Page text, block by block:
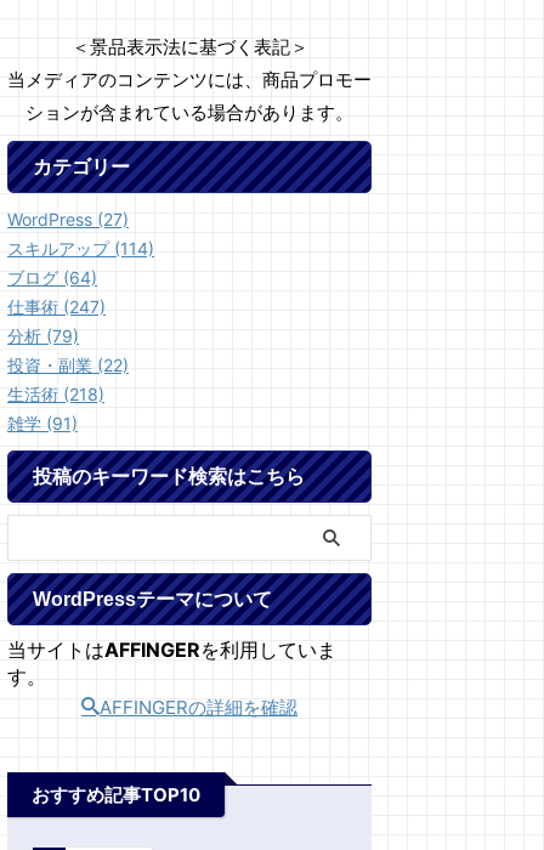
＜景品表示法に基づく表記＞
当メディアのコンテンツには、商品プロモー
ションが含まれている場合があります。
カテゴリー
WordPress (27)
スキルアップ (114)
ブログ (64)
仕事術 (247)
分析 (79)
投資・副業 (22)
生活術 (218)
雑学 (91)
投稿のキーワード検索はこちら
WordPressテーマについて
当サイトはAFFINGERを利用していま
す。
AFFINGERの詳細を確認
おすすめ記事TOP10